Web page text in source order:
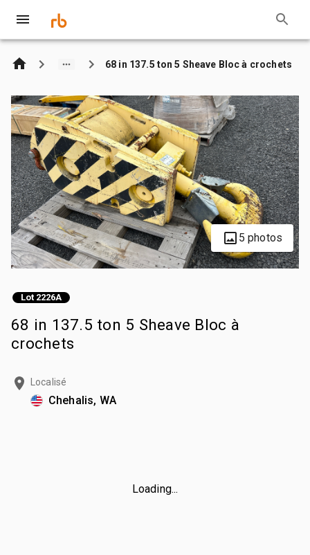
68 in 137.5 ton 5 Sheave Bloc à crochets
5 photos
Lot 2226A
68 in 137.5 ton 5 Sheave Bloc à
crochets
Localisé
Chehalis, WA
Loading...